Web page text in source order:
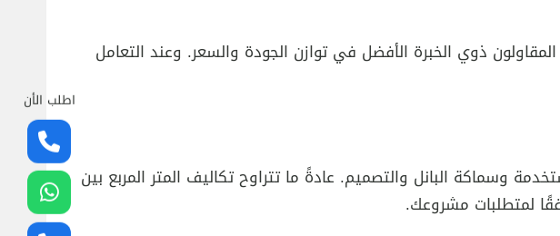
ذوي الخبرة الأفضل في توازن الجودة والسعر. وعند التعامل
وسماكة البانل والتصميم. عادةً ما تتراوح تكاليف المتر المربع بين
اطلب الأن